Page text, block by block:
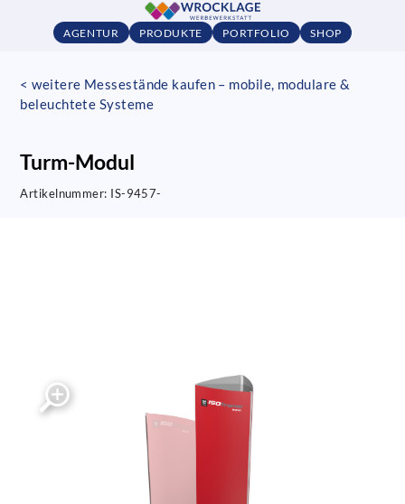
AGENTUR PRODUKTE PORTFOLIO SHOP
< weitere Messestände kaufen – mobile, modulare &
beleuchtete Systeme
Turm-Modul
Artikelnummer: IS-9457-